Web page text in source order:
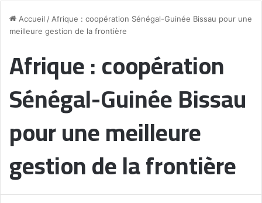
Accueil / Afrique : coopération Sénégal-Guinée Bissau pour une
meilleure gestion de la frontière
Afrique : coopération
Sénégal-Guinée Bissau
pour une meilleure
gestion de la frontière